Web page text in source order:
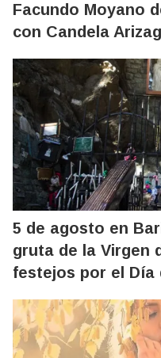
Facundo Moyano
con Candela
5 de agosto en
gruta de la Virgen
festejos por el Día